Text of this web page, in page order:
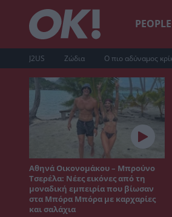
PEOPLE
J2US Ζώδια Ο πιο αδύναμος
Αθηνά Οικονομάκου – Μπρούνο
Τσερέλα: Νέες εικόνες από τη
μοναδική εμπειρία που βίωσαν
στα Μπόρα Μπόρα με καρχαρίες
και σαλάχια